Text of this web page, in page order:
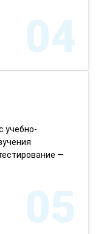
04
учебно-
—
05